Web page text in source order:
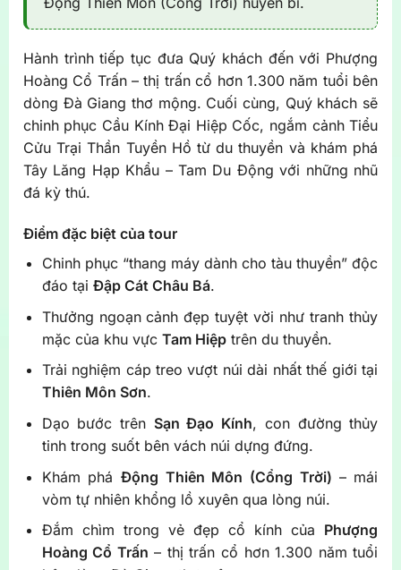
Hành trình tiếp tục đưa Quý khách đến với Phượng
Hoàng Cổ Trấn – thị trấn cổ hơn 1.300 năm tuổi bên
dòng Đà Giang thơ mộng. Cuối cùng, Quý khách sẽ
chinh phục Cầu Kính Đại Hiệp Cốc, ngắm cảnh Tiểu
Cửu Trại Thần Tuyền Hồ từ du thuyền và khám phá
Tây Lăng Hạp Khẩu – Tam Du Động với những nhũ
đá kỳ thú.
Điểm đặc biệt của tour
Chinh phục “thang máy dành cho tàu thuyền” độc
đáo tại Đập Cát Châu Bá.
Thưởng ngoạn cảnh đẹp tuyệt vời như tranh thủy
mặc của khu vực Tam Hiệptrên du thuyền.
Trải nghiệm cáp treo vượt núi dài nhất thế giới tại
Thiên Môn Sơn.
Dạo bước trên Sạn Đạo Kính, con đường thủy
tinh trong suốt bên vách núi dựng đứng.
Khám phá Động Thiên Môn (Cổng Trời) – mái
vòm tự nhiên khổng lồ xuyên qua lòng núi.
Đắm chìm trong vẻ đẹp cổ kính của Phượng
Hoàng Cổ Trấn – thị trấn cổ hơn 1.300 năm tuổi